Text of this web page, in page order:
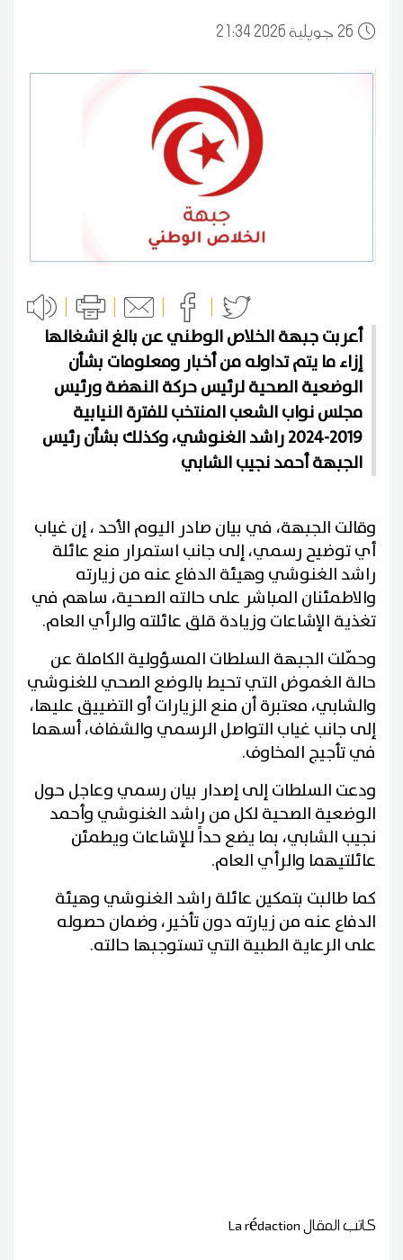
26 21:34 2026 جويلية
أعربت جبهة الخلاص الوطني عن بالغ انشغالها
إزاء ما يتم تداوله من أخبار ومعلومات بشأن
الوضعية الصحية لرئيس حركة النهضة ورئيس
مجلس نواب الشعب المنتخب للفترة النيابية
2019-2024 راشد الغنوشي، وكذلك بشأن رئيس
الجبهة أحمد نجيب الشابي
وقالت الجبهة، في بيان صادر اليوم الأحد ، إن غياب
أي توضيح رسمي، إلى جانب استمرار منع عائلة
راشد الغنوشي وهيئة الدفاع عنه من زيارته
والاطمئنان المباشر على حالته الصحية، ساهم في
تغذية الإشاعات وزيادة قلق عائلته والرأي العام.
وحمّلت الجبهة السلطات المسؤولية الكاملة عن
حالة الغموض التي تحيط بالوضع الصحي للغنوشي
والشابي، معتبرة أن منع الزيارات أو التضييق عليها،
إلى جانب غياب التواصل الرسمي والشفاف، أسهما
في تأجيج المخاوف.
ودعت السلطات إلى إصدار بيان رسمي وعاجل حول
الوضعية الصحية لكل من راشد الغنوشي وأحمد
نجيب الشابي، بما يضع حداً للإشاعات ويطمئن
عائلتيهما والرأي العام.
كما طالبت بتمكين عائلة راشد الغنوشي وهيئة
الدفاع عنه من زيارته دون تأخير، وضمان حصوله
على الرعاية الطبية التي تستوجبها حالته.
كاتب المقالLa rédaction